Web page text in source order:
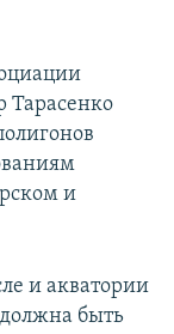
Тарасенко
и
и акватории
быть